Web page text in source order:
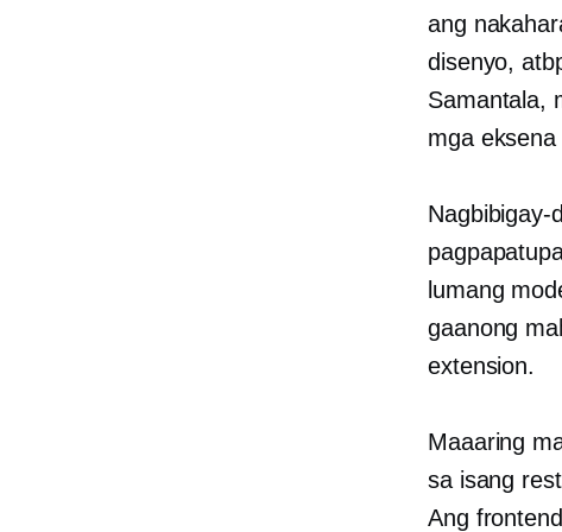
ang
disenyo,
Samantala,
mga
Nagbibigay-
lumang
gaanong
extension.
Maaaring
sa isang
Ang